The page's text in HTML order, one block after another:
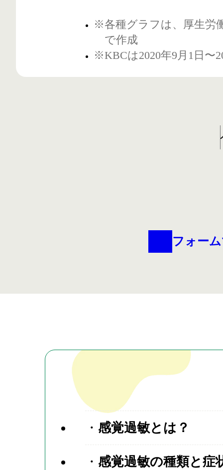
※各種グラフは、厚生労
で作成
※KBCは2020年9月1日〜
フォー
感覚過敏とは？
感覚過敏の種類と症